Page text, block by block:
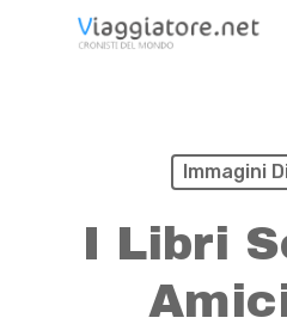
Immagini
I Libri